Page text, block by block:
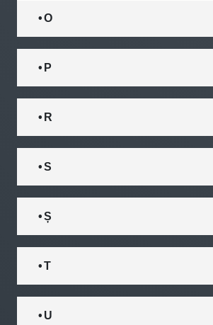
• O
• P
• R
• S
• Ș
• T
• U